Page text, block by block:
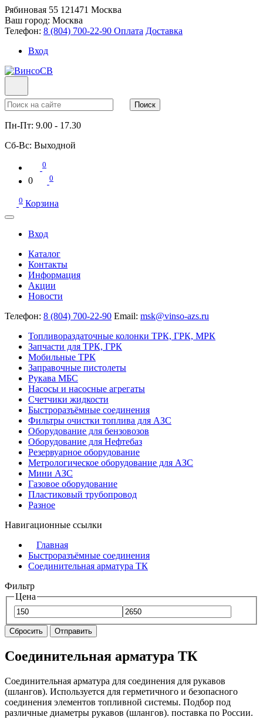
Рябиновая 55 121471 Москва
Ваш город: Москва
Телефон: 8 (804) 700-22-90 Оплата Доставка
Вход
Поиск
Пн-Пт: 9.00 - 17.30
Сб-Вс: Выходной
0
0 0
0 Корзина
Вход
Каталог
Контакты
Информация
Акции
Новости
Телефон: 8 (804) 700-22-90 Email: msk@vinso-azs.ru
Топливораздаточные колонки ТРК, ГРК, МРК
Запчасти для ТРК, ГРК
Мобильные ТРК
Заправочные пистолеты
Рукава МБС
Насосы и насосные агрегаты
Счетчики жидкости
Быстроразъёмные соединения
Фильтры очистки топлива для АЗС
Оборудование для бензовозов
Оборудование для Нефтебаз
Резервуарное оборудование
Метрологическое оборудование для АЗС
Мини АЗС
Газовое оборудование
Пластиковый трубопровод
Разное
Навигационные ссылки
Главная
Быстроразъёмные соединения
Соединительная арматура ТК
Фильтр
Цена
Сбросить Отправить
Соединительная арматура ТК
Соединительная арматура для соединения для рукавов
(шлангов). Используется для герметичного и безопасного
соединения элементов топливной системы. Подбор под
различные диаметры рукавов (шлангов). поставка по России.